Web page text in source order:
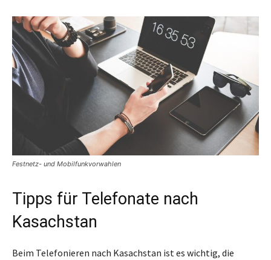
Festnetz- und Mobilfunkvorwahlen
Tipps für Telefonate nach
Kasachstan
Beim Telefonieren nach Kasachstan ist es wichtig, die